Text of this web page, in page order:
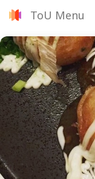
ToU Menu